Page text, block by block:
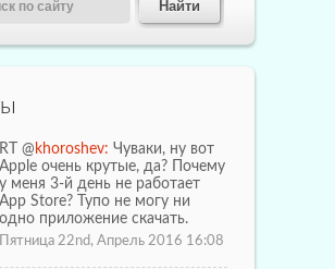
RT @ khoroshev: Чуваки, ну вот
Apple очень крутые, да? Почему
у меня 3-й день не работает
App Store? Тупо не могу ни
одно приложение скачать.
Пятница 22nd, Апрель 2016 16:08